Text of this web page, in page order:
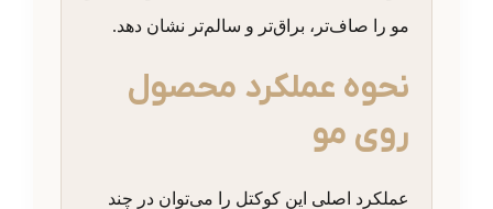
مو را صاف‌تر، براق‌تر و سالم‌تر نشان دهد.
نحوه عملکرد محصول
روی مو
عملکرد اصلی این کوکتل را می‌توان در چند